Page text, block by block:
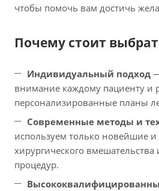
чтобы помочь вам достичь
Почему стоит
Индивидуальный подход
внимание каждому пациенту и
персонализированные планы
Современные методы и
используем только новейшие
хирургического вмешательства
процедур.